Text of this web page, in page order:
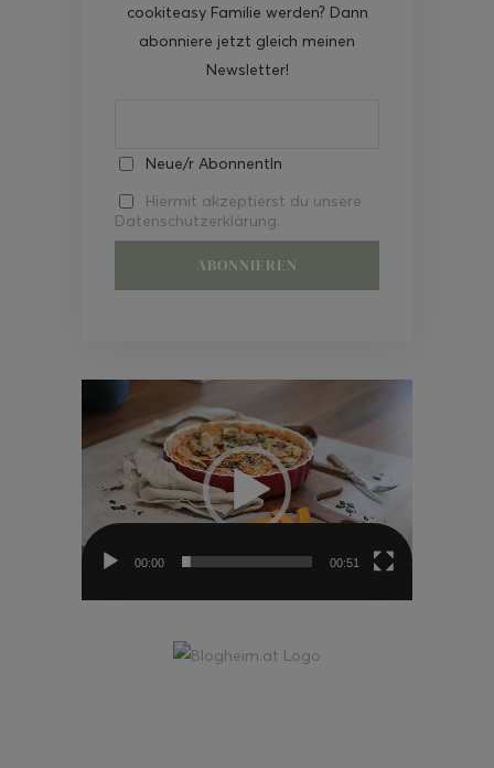
cookiteasy Familie werden? Dann
abonniere jetzt gleich meinen
Newsletter!
Neue/r AbonnentIn
Hiermit akzeptierst du unsere
Datenschutzerklärung.
Video-
00:00 00:51